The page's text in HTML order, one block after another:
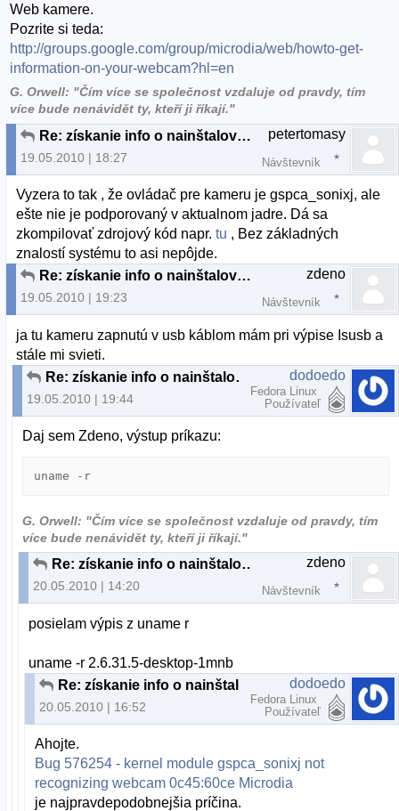
Web kamere.
Pozrite si teda:
http://groups.google.com/group/microdia/web/howto-get-
information-on-your-webcam?hl=en
G. Orwell: "Čím více se společnost vzdaluje od pravdy, tím
více bude nenávidět ty, kteří ji říkají."
Re: získanie info o nainštalovanej Web kamere
19.05.2010 | 18:27
petertomasy
Návštevník
Vyzera to tak , že ovládač pre kameru je gspca_sonixj, ale
ešte nie je podporovaný v aktualnom jadre. Dá sa
zkompilovať zdrojový kód napr.tu , Bez základných
znalostí systému to asi nepôjde.
Re: získanie info o nainštalovanej Web kamere
19.05.2010 | 19:23
zdeno
Návštevník
ja tu kameru zapnutú v usb káblom mám pri výpise Isusb a
stále mi svieti.
Re: získanie info o nainštalovanej Web kamere
19.05.2010 | 19:44
dodoedo
Fedora Linux
Používateľ
Daj sem Zdeno, výstup príkazu:
uname -r
G. Orwell: "Čím více se společnost vzdaluje od pravdy, tím
více bude nenávidět ty, kteří ji říkají."
Re: získanie info o nainštalovanej Web kamere
20.05.2010 | 14:20
zdeno
Návštevník
posielam výpis z uname r
uname -r 2.6.31.5-desktop-1mnb
20.05.2010 | 16:52
dodoedo
Fedora Linux
Používateľ
Ahojte.
Bug 576254 - kernel module gspca_sonixj not
recognizing webcam 0c45:60ce Microdia
je najpravdepodobnejšia príčina.